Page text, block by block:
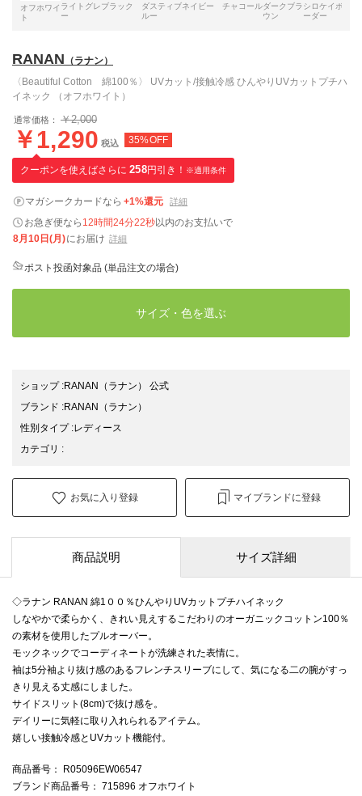
オフホワイ
ト
ライトグレ
ー
ブラック
ダスティブ
ルー
ネイビー チャコールダークブラ
ウン
シロケイボ
ーダー
RANAN （ラナン）
〈Beautiful Cotton 綿100％〉 UVカット/接触冷感 ひんやりUVカットプチハ
イネック （オフホワイト）
通常価格： ￥2,000
￥1,290 税込 35%OFF
クーポンを使えばさらに 258円引き！ ※適用条件
マガシークカードなら +1%還元 詳細
お急ぎ便なら 12時間24分21秒以内のお支払いで
8月10日(月)にお届け 詳細
ポスト投函対象品 (単品注文の場合)
サイズ・色を選ぶ
ショップ:RANAN（ラナン） 公式
ブランド :RANAN （ラナン）
性別タイプ:レディース
カテゴリ :
お気に入り登録 マイブランドに登録
商品説明 サイズ詳細
◇ラナン RANAN 綿1００％ひんやりUVカットプチハイネック
しなやかで柔らかく、きれい見えするこだわりのオーガニックコットン100％
の素材を使用したプルオーバー。
モックネックでコーディネートが洗練された表情に。
袖は5分袖より抜け感のあるフレンチスリーブにして、気になる二の腕がすっ
きり見える丈感にしました。
サイドスリット(8cm)で抜け感を。
デイリーに気軽に取り入れられるアイテム。
嬉しい接触冷感とUVカット機能付。
商品番号 ： R05096EW06547
ブランド商品番号 ： 715896 オフホワイト